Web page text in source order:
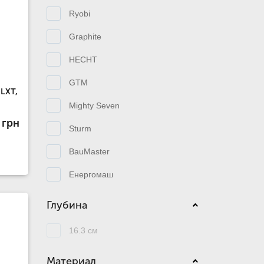
Ryobi
Graphite
HECHT
GTM
Mighty Seven
Sturm
BauMaster
Енергомаш
Глубина
16.3 см
Материал